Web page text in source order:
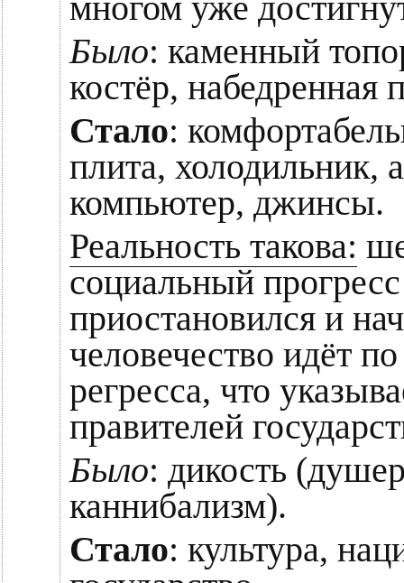
многом уже
Было: каменный
костёр, набедренная
Стало:
плита, холодильник,
компьютер, джинсы.
Реальность такова:
социальный
приостановился и
человечество идёт
регресса, что
правителей
Было: дикость
каннибализм).
Стало: культура,